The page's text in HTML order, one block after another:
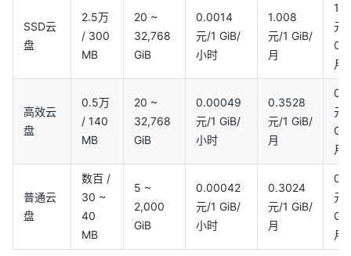
SSD云
盘
2.5万
/ 300
MB
20 ~
32,768
GiB
0.0014
元/1 GiB/
小时
1.008
元/1 GiB/
月
1
元/
月
高效云
盘
0.5万
/ 140
MB
20 ~
32,768
GiB
0.00049
元/1 GiB/
小时
0.3528
元/1 GiB/
月
元/
月
普通云
盘
数百 /
30 ~
40
MB
5 ~
2,000
GiB
0.00042
元/1 GiB/
小时
0.3024
元/1 GiB/
月
0.3
元/
月